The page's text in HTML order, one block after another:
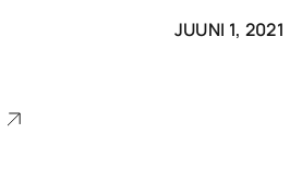
JUUNI 1, 2021